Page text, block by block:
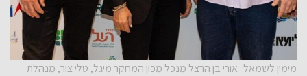
מימין לשמאל- אורי בן הרצל מנכל מכון המחקר מיגל, טלי צור, מנהלת